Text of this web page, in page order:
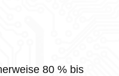
80 % bis